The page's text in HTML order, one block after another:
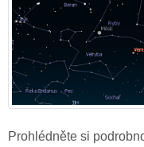
Prohlédněte si